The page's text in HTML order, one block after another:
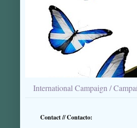
International Campaign /
Contact // Contacto: